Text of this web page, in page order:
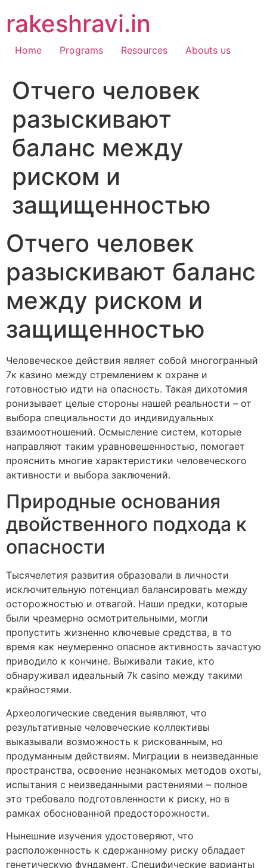
to
content
rakeshravi.in
Home Programs Resources Abouts us
Отчего человек
разыскивают
баланс между
риском и
защищенностью
Отчего человек
разыскивают баланс
между риском и
защищенностью
Человеческое действия являет собой многогранный
7к казино между стремлением к охране и
готовностью идти на опасность. Такая дихотомия
ронизывает целые стороны нашей реальности – от
выбора специальности до индивидуальных
взаимоотношений. Осмысление систем, которые
направляют таким уравновешенностью, помогает
прояснить многие характеристики человеческого
активности и выбора заключений.
Природные основания
двойственного подхода к
опасности
Тысячелетия развития образовали в личности
исключительную потенциал балансировать между
осторожностью и отвагой. Наши предки, которые
были чрезмерно осмотрительными, могли
пропустить жизненно ключевые средства, в то
время как неумеренно опасное активность зачастую
приводило к кончине. Выживали такие, кто
обнаруживал идеальный 7k casino между такими
крайностями.
Археологические сведения выявляют, что
результативные человеческие коллективы
выказывали возможность к рискованным, но
продуманным действиям. Миграции в неизведанные
пространства, освоение незнакомых методов охоты,
испытания с неизведанными растениями – полное
это требовало подготовленности к риску, но в
рамках обоснованной предосторожности.
Нынешние изучения удостоверяют, что
расположенность к сдержанному риску обладает
генетическую фундамент. Специфические варианты